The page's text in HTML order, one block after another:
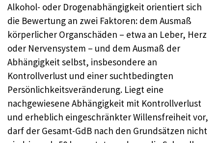
Alkohol- oder Drogenabhängigkeit orientiert sich
die Bewertung an zwei Faktoren: dem Ausmaß
körperlicher Organschäden – etwa an Leber, Herz
oder Nervensystem – und dem Ausmaß der
Abhängigkeit selbst, insbesondere an
Kontrollverlust und einer suchtbedingten
Persönlichkeitsveränderung. Liegt eine
nachgewiesene Abhängigkeit mit Kontrollverlust
und erheblich eingeschränkter Willensfreiheit vor,
darf der Gesamt-GdB nach den Grundsätzen nicht